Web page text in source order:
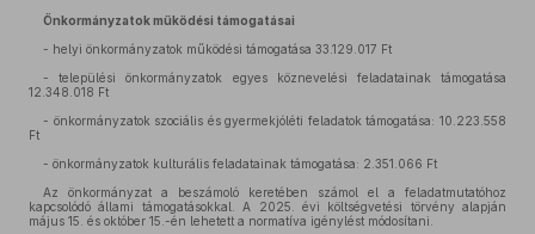
Önkormányzatok működési támogatásai
- helyi önkormányzatok működési támogatása 33.129.017 Ft
- települési önkormányzatok egyes köznevelési feladatainak támogatása
12.348.018 Ft
- önkormányzatok szociális és gyermekjóléti feladatok támogatása: 10.223.558
Ft
- önkormányzatok kulturális feladatainak támogatása: 2.351.066 Ft
Az önkormányzat a beszámoló keretében számol el a feladatmutatóhoz
kapcsolódó állami támogatásokkal. A 2025. évi költségvetési törvény alapján
május 15. és október 15.-én lehetett a normatíva igénylést módosítani.